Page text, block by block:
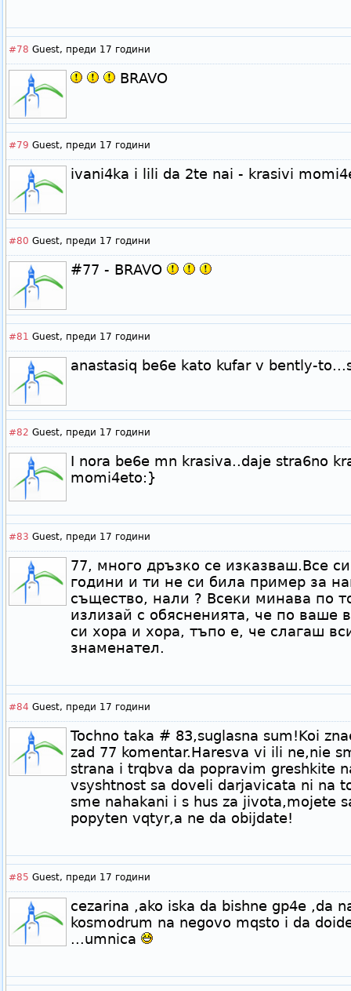
#78 Guest, преди 17 години
BRAVO
#79 Guest, преди 17 години
ivani4ka i lili da 2te nai - krasivi
#80 Guest, преди 17 години
#77 - BRAVO
#81 Guest, преди 17 години
anastasiq be6e kato kufar v bently-
#82 Guest, преди 17 години
I nora be6e mn krasiva..daje stra6no
momi4eto:}
#83 Guest, преди 17 години
77, много дръзко се изказваш.Все
години и ти не си била пример за
същество, нали ? Всеки минава по
излизай с обясненията, че по ваше
си хора и хора, тъпо е, че слагаш
знаменател.
#84 Guest, преди 17 години
Tochno taka # 83,suglasna sum!Koi
zad 77 komentar.Haresva vi ili ne,nie
strana i trqbva da popravim greshkite
vsyshtnost sa doveli darjavicata ni na
sme nahakani i s hus za jivota,mojete
popyten vqtyr,a ne da obijdate!
#85 Guest, преди 17 години
cezarina ,ako iska da bishne gp4e ,da
kosmodrum na negovo mqsto i da
...umnica